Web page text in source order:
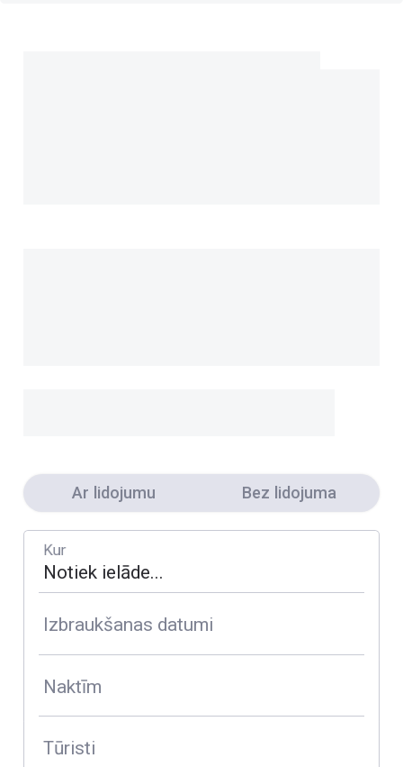
Ar lidojumu Bez lidojuma
Kur
Izbraukšanas datumi
Naktīm
Tūristi